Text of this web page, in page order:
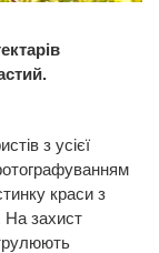
з усієї
краси з
На захист